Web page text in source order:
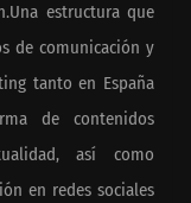
estructura que
de comunicación y
tanto en España
de contenidos
así como
en redes sociales